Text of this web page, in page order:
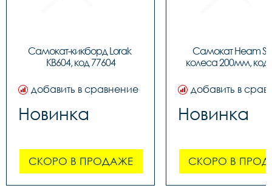
Самокат-кикборд Lorak
KB604, код 77604
добавить в сравнение
Новинка
СКОРО В ПРОДАЖЕ
Самокат Heam
колеса 200мм, код
добавить в
Новинка
СКОРО В